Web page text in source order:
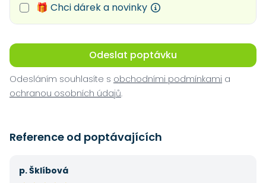
🎁 Chci dárek a novinky
Odeslat poptávku
Odesláním souhlasíte s obchodními podmínkami a
ochranou osobních údajů.
Reference od poptávajících
p. Šklíbová